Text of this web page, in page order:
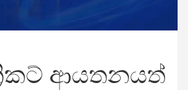
ආයතනයත්